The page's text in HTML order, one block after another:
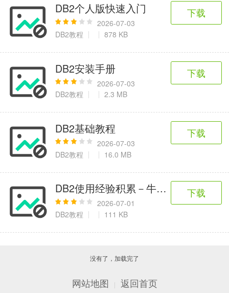
DB2个人版快速入门
2026-07-03
DB2教程
878 KB
下载
DB2安装手册
2026-07-03
DB2教程
2.3 MB
下载
DB2基础教程
2026-07-03
DB2教程
16.0 MB
下载
DB2使用经验积累－牛新庄血与泪的
2026-07-01
DB2教程
111 KB
下载
没有了，加载完了
网站地图 | 返回首页